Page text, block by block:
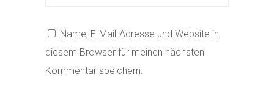
Name, E-Mail-Adresse und Website in
diesem Browser für meinen nächsten
Kommentar speichern.